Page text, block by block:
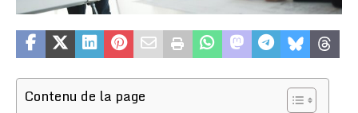
Contenu de la page